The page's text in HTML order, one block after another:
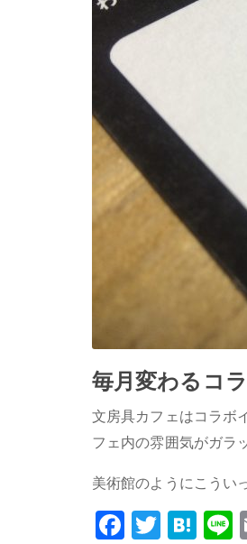
毎月変わるコ
文房具カフェはコラボ
フェ内の雰囲気がガラ
美術館のようにこうい
Facebook